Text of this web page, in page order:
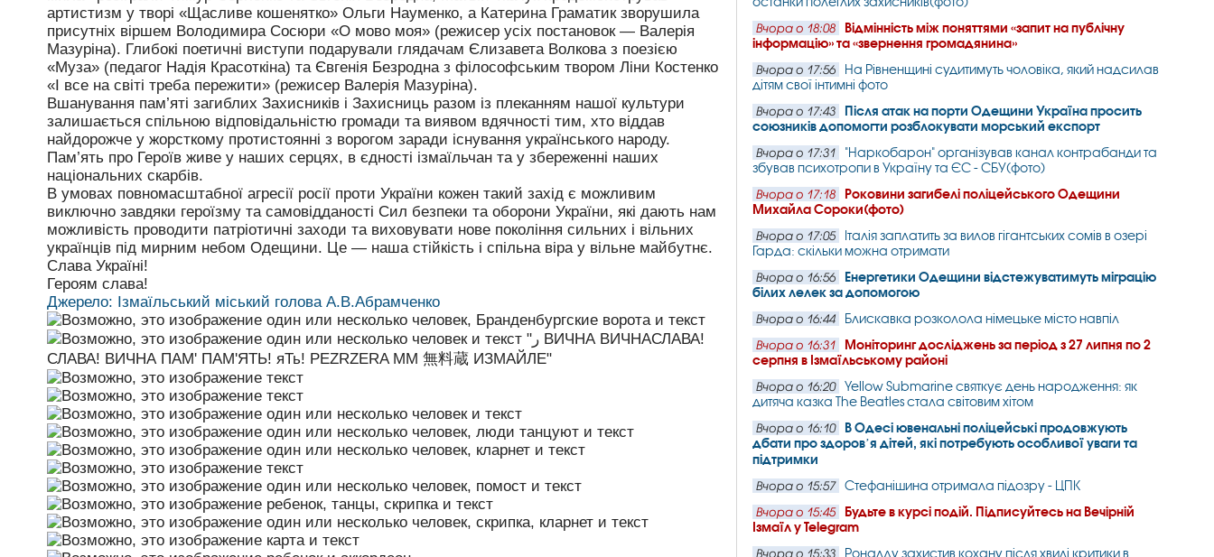
артистизм у творі «Щасливе кошенятко» Ольги Науменко, а Катерина Граматик зворушила
присутніх віршем Володимира Сосюри «О мово моя» (режисер усіх постановок — Валерія
Мазуріна). Глибокі поетичні виступи подарували глядачам Єлизавета Волкова з поезією
«Муза» (педагог Надія Красоткіна) та Євгенія Безродна з філософським твором Ліни Костенко
«І все на світі треба пережити» (режисер Валерія Мазуріна).
Вшанування пам’яті загиблих Захисників і Захисниць разом із плеканням нашої культури
залишається спільною відповідальністю громади та виявом вдячності тим, хто віддав
найдорожче у жорсткому протистоянні з ворогом заради існування українського народу.
Пам’ять про Героїв живе у наших серцях, в єдності ізмаїльчан та у збереженні наших
національних скарбів.
В умовах повномасштабної агресії росії проти України кожен такий захід є можливим
виключно завдяки героїзму та самовідданості Сил безпеки та оборони України, які дають нам
можливість проводити патріотичні заходи та виховувати нове покоління сильних і вільних
українців під мирним небом Одещини. Це — наша стійкість і спільна віра у вільне майбутнє.
Слава Україні!
Героям слава!
Джерело: Ізмаїльський міський голова А.В.Абрамченко
Вчора о 18:08
Відмінність між поняттями «запит на публічну
інформацію» та «звернення громадянина»
Вчора о 17:56
На Рівненщині судитимуть чоловіка, який надсилав
дітям свої інтимні фото
Вчора о 17:43
Після атак на порти Одещини Україна просить
союзників допомогти розблокувати морський експорт
Вчора о 17:31
"Наркобарон" організував канал контрабанди та
збував психотропи в Україну та ЄС - СБУ(фото)
Вчора о 17:18
Роковини загибелі поліцейського Одещини
Михайла Сороки(фото)
Вчора о 17:05
Італія заплатить за вилов гігантських сомів в озері
Гарда: скільки можна отримати
Вчора о 16:56
Енергетики Одещини відстежуватимуть міграцію
білих лелек за допомогою
Вчора о 16:44 Блискавка розколола німецьке місто навпіл
Вчора о 16:31
Моніторинг досліджень за період з 27 липня по 2
серпня в Ізмаїльському районі
Вчора о 16:20
Yellow Submarine святкує день народження: як
дитяча казка The Beatles стала світовим хітом
Вчора о 16:10
В Одесі ювенальні поліцейські продовжують
дбати про здоровʼя дітей, які потребують особливої уваги та
підтримки
Вчора о 15:57 Стефанішина отримала підозру - ЦПК
Вчора о 15:45
Будьте в курсі подій. Підписуйтесь на Вечірній
Ізмаїл у Telegram
Вчора о 15:33
Роналду захистив кохану після хвилі критики в